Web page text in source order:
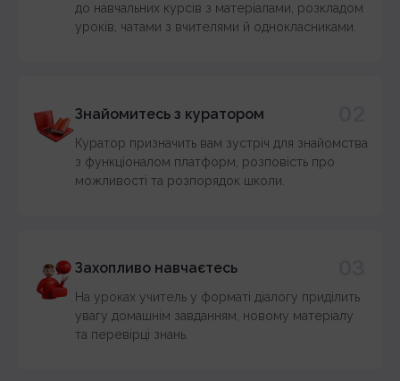
до навчальних курсів з матеріалами, розкладом
уроків, чатами з вчителями й однокласниками.
Знайомитесь з куратором
Куратор призначить вам зустріч для знайомства
з функціоналом платформ, розповість про
можливості та розпорядок школи.
Захопливо навчаєтесь
На уроках учитель у форматі діалогу приділить
увагу домашнім завданням, новому матеріалу
та перевірці знань.